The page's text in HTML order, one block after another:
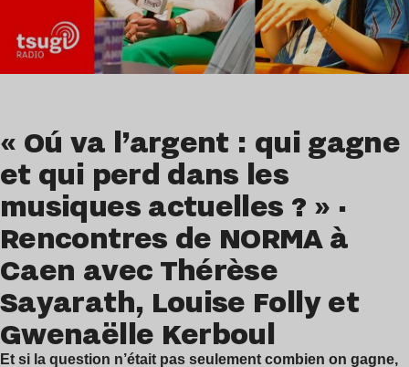
« Oú va l’argent : qui gagne
et qui perd dans les
musiques actuelles ? » ·
Rencontres de NORMA à
Caen avec Thérèse
Sayarath, Louise Folly et
Gwenaëlle Kerboul
Et si la question n’était pas seulement combien on gagne,